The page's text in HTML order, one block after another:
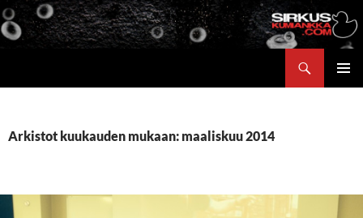
Siirry
sisältöön
Arkistot kuukauden mukaan: maaliskuu 2014